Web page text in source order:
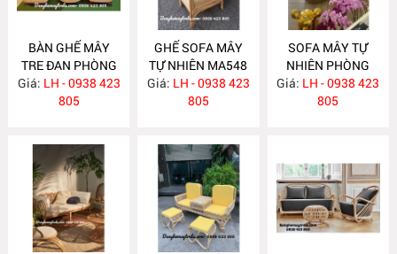
BÀN GHẾ MÂY
TRE ĐAN PHÒNG
KHÁCH MA549
Giá: LH - 0938 423
805
GHẾ SOFA MÂY
TỰ NHIÊN MA548
Giá: LH - 0938 423
805
SOFA MÂY TỰ
NHIÊN PHÒNG
KHÁCH MA547
Giá: LH - 0938 423
805